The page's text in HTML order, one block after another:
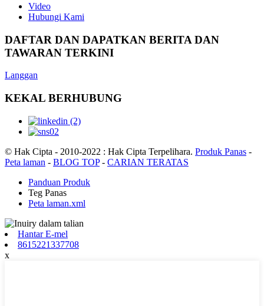
Video
Hubungi Kami
DAFTAR DAN DAPATKAN BERITA DAN
TAWARAN TERKINI
Langgan
KEKAL BERHUBUNG
© Hak Cipta - 2010-2022 : Hak Cipta Terpelihara. Produk Panas -
Peta laman - BLOG TOP- CARIAN TERATAS
Panduan Produk
Teg Panas
Peta laman.xml
Hantar E-mel
8615221337708
x